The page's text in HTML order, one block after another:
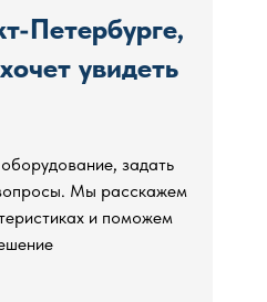
Онлайн
мессенджере,
через 1 минуту
Петербурге,
увидеть
задать
Мы расскажем
и поможем